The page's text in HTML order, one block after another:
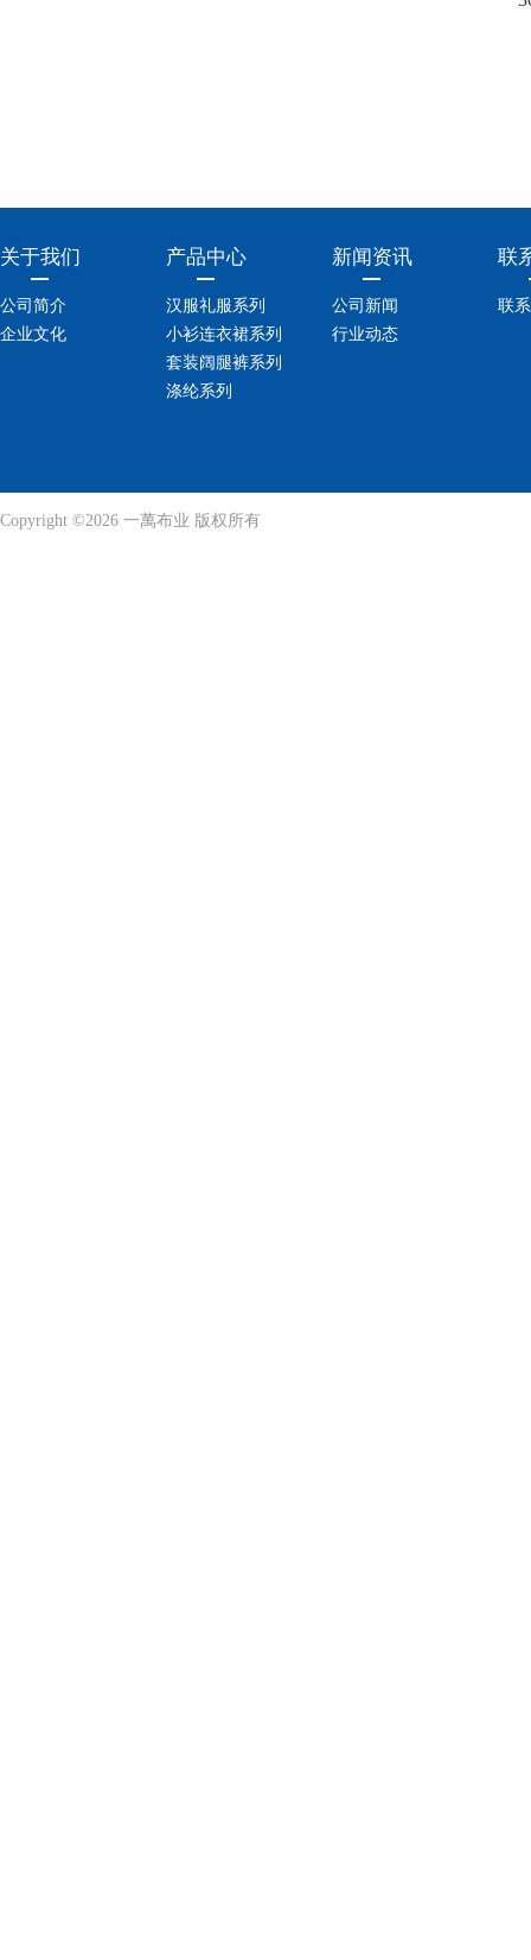
关于我们
公司简介
企业文化
产品中心
汉服礼服系列
小衫连衣裙系列
套装阔腿裤系列
涤纶系列
新闻资讯
公司新闻
行业动态
联
联
Copyright ©2026 一萬布业 版权所有